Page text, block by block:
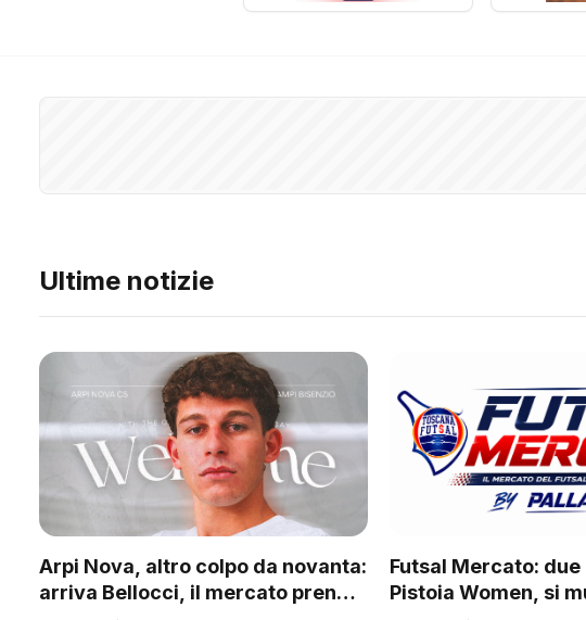
Ultime notizie
Arpi Nova, altro colpo da novanta:
arriva Bellocci, il mercato prende
Futsal Mercato:
Pistoia Women, si